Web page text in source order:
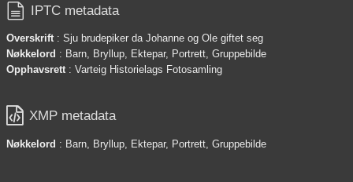
 IPTC metadata
Overskrift : Sju brudepiker da Johanne og Ole giftet seg
Nøkkelord : Barn, Bryllup, Ektepar, Portrett, Gruppebilde
Opphavsrett : Varteig Historielags Fotosamling
 XMP metadata
Nøkkelord : Barn, Bryllup, Ektepar, Portrett, Gruppebilde